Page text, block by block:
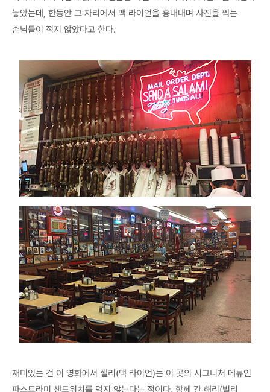
놓았는데, 한동안 그 자리에서 맥 라이언을 흉내내며 사진을 찍는
손님들이 적지 않았다고 한다.
재미있는 건 이 영화에서 샐리(맥 라이언)는 이 곳의 시그니처 메뉴인
파스트라미 샌드위치를 먹지 않는다는 점이다. 함께 간 해리(빌리